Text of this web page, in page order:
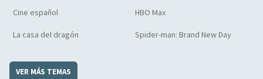
Cine español HBO Max
La casa del dragón Spider-man: Brand New Day
VER MÁS TEMAS